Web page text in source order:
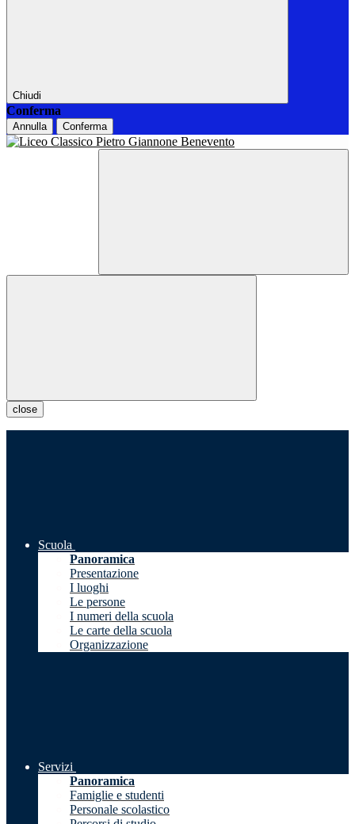
Chiudi
Conferma
Annulla Conferma
close
Scuola
Panoramica
Presentazione
I luoghi
Le persone
I numeri della scuola
Le carte della scuola
Organizzazione
Servizi
Panoramica
Famiglie e studenti
Personale scolastico